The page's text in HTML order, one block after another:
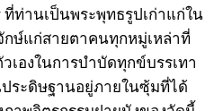
ที่ท่านเป็นพระพุทธรูปเก่าแก่ใน
ษ์แก่สายตาคนทุกหมู่เหล่าที่
เองในการบำบัดทุกข์บรรเทา
ระดิษฐานอยู่ภายในซุ้มที่ได้